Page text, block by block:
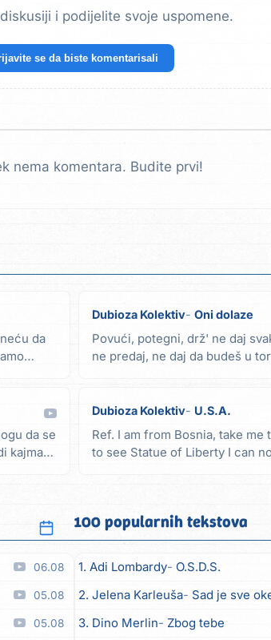
i podijelite svoje uspomene.
se da biste komentarisali
nema komentara. Budite prvi!
da
Dubioza Kolektiv Oni dolaze
Povući, potegni, drž' ne daj
ne predaj, ne daj da budeš u
da se
kajmaku
Dubioza Kolektiv U.S.A.
Ref. I am from Bosnia, take
to see Statue of Liberty I can
06.08
05.08
05.08
100 popularnih tekstova
1. Adi Lombardy O.S.D.S.
2. Jelena Karleuša Sad je sve
3. Dino Merlin Zbog tebe